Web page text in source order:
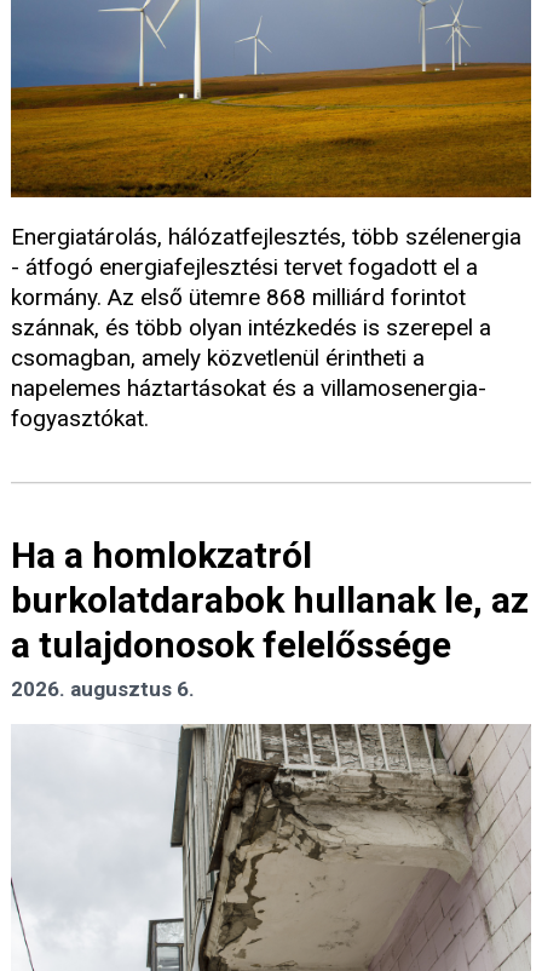
Energiatárolás, hálózatfejlesztés, több szélenergia
- átfogó energiafejlesztési tervet fogadott el a
kormány. Az első ütemre 868 milliárd forintot
szánnak, és több olyan intézkedés is szerepel a
csomagban, amely közvetlenül érintheti a
napelemes háztartásokat és a villamosenergia-
fogyasztókat.
Ha a homlokzatról
burkolatdarabok hullanak le, az
a tulajdonosok felelőssége
2026. augusztus 6.